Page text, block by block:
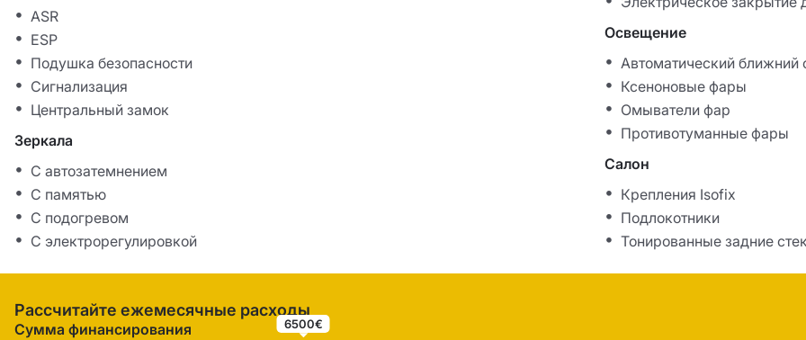
ASR
ESP
Подушка безопасности
Сигнализация
Центральный замок
Зеркала
С автозатемнением
С памятью
С подогревом
С электрорегулировкой
Освещение
Автоматический ближний
Ксеноновые фары
Омыватели фар
Противотуманные фары
Салон
Крепления Isofix
Подлокотники
Тонированные задние
Рассчитайте ежемесячные расходы
Сумма финансирования 6500€